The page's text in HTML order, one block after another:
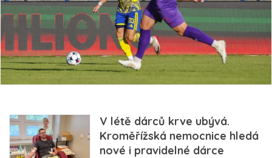
V létě dárců krve ubývá.
Kroměřížská nemocnice hledá
nové i pravidelné dárce